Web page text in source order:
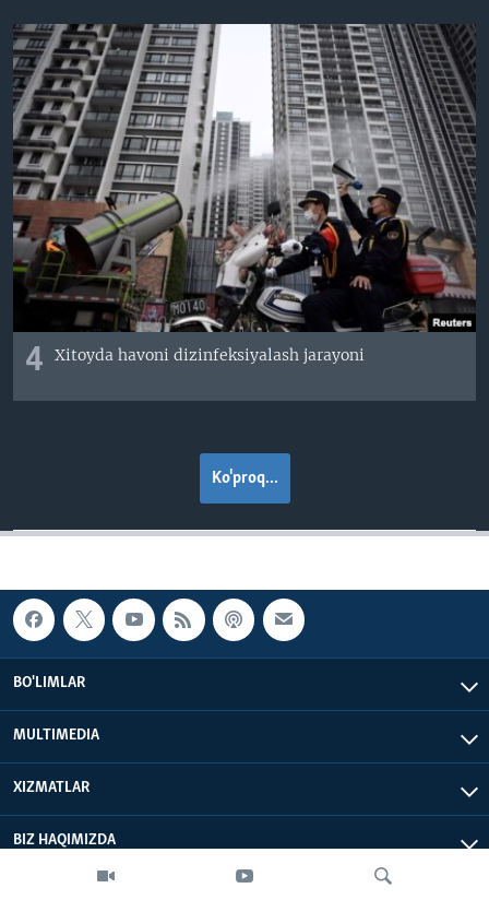
4 Xitoyda havoni dizinfeksiyalash jarayoni
Ko'proq...
BO'LIMLAR
MULTIMEDIA
XIZMATLAR
BIZ HAQIMIZDA